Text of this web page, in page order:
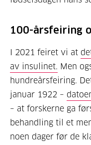
100-årsfeiring
I 2021 feiret vi at
av insulinet. Men
hundreårsfeiring.
januar 1922 –
– at forskerne ga
behandling til et
noen dager før de